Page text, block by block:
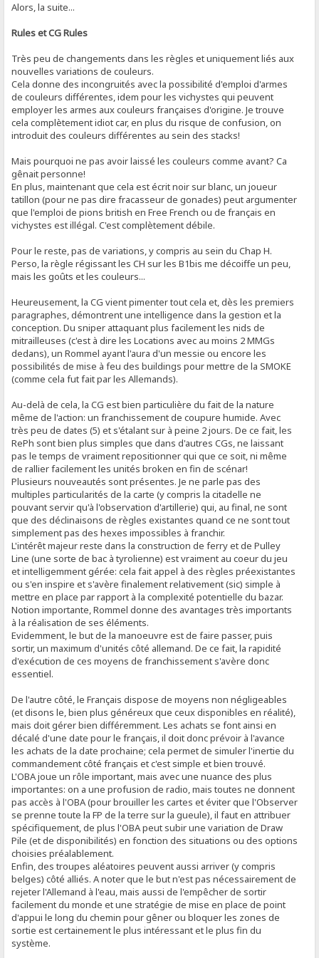
Alors, la suite...
Rules et CG Rules
Très peu de changements dans les règles et uniquement liés aux
nouvelles variations de couleurs.
Cela donne des incongruités avec la possibilité d'emploi d'armes
de couleurs différentes, idem pour les vichystes qui peuvent
employer les armes aux couleurs françaises d'origine. Je trouve
cela complètement idiot car, en plus du risque de confusion, on
introduit des couleurs différentes au sein des stacks!
Mais pourquoi ne pas avoir laissé les couleurs comme avant? Ca
gênait personne!
En plus, maintenant que cela est écrit noir sur blanc, un joueur
tatillon (pour ne pas dire fracasseur de gonades) peut argumenter
que l'emploi de pions british en Free French ou de français en
vichystes est illégal. C'est complètement débile.
Pour le reste, pas de variations, y compris au sein du Chap H.
Perso, la règle régissant les CH sur les B1bis me décoiffe un peu,
mais les goûts et les couleurs...
Heureusement, la CG vient pimenter tout cela et, dès les premiers
paragraphes, démontrent une intelligence dans la gestion et la
conception. Du sniper attaquant plus facilement les nids de
mitrailleuses (c'est à dire les Locations avec au moins 2 MMGs
dedans), un Rommel ayant l'aura d'un messie ou encore les
possibilités de mise à feu des buildings pour mettre de la SMOKE
(comme cela fut fait par les Allemands).
Au-delà de cela, la CG est bien particulière du fait de la nature
même de l'action: un franchissement de coupure humide. Avec
très peu de dates (5) et s'étalant sur à peine 2 jours. De ce fait, les
RePh sont bien plus simples que dans d'autres CGs, ne laissant
pas le temps de vraiment repositionner qui que ce soit, ni même
de rallier facilement les unités broken en fin de scénar!
Plusieurs nouveautés sont présentes. Je ne parle pas des
multiples particularités de la carte (y compris la citadelle ne
pouvant servir qu'à l'observation d'artillerie) qui, au final, ne sont
que des déclinaisons de règles existantes quand ce ne sont tout
simplement pas des hexes impossibles à franchir.
L'intérêt majeur reste dans la construction de ferry et de Pulley
Line (une sorte de bac à tyrolienne) est vraiment au coeur du jeu
et intelligemment gérée: cela fait appel à des règles préexistantes
ou s'en inspire et s'avère finalement relativement (sic) simple à
mettre en place par rapport à la complexité potentielle du bazar.
Notion importante, Rommel donne des avantages très importants
à la réalisation de ses éléments.
Evidemment, le but de la manoeuvre est de faire passer, puis
sortir, un maximum d'unités côté allemand. De ce fait, la rapidité
d'exécution de ces moyens de franchissement s'avère donc
essentiel.
De l'autre côté, le Français dispose de moyens non négligeables
(et disons le, bien plus généreux que ceux disponibles en réalité),
mais doit gérer bien différemment. Les achats se font ainsi en
décalé d'une date pour le français, il doit donc prévoir à l'avance
les achats de la date prochaine; cela permet de simuler l'inertie du
commandement côté français et c'est simple et bien trouvé.
L'OBA joue un rôle important, mais avec une nuance des plus
importantes: on a une profusion de radio, mais toutes ne donnent
pas accès à l'OBA (pour brouiller les cartes et éviter que l'Observer
se prenne toute la FP de la terre sur la gueule), il faut en attribuer
spécifiquement, de plus l'OBA peut subir une variation de Draw
Pile (et de disponibilités) en fonction des situations ou des options
choisies préalablement.
Enfin, des troupes aléatoires peuvent aussi arriver (y compris
belges) côté alliés. A noter que le but n'est pas nécessairement de
rejeter l'Allemand à l'eau, mais aussi de l'empêcher de sortir
facilement du monde et une stratégie de mise en place de point
d'appui le long du chemin pour gêner ou bloquer les zones de
sortie est certainement le plus intéressant et le plus fin du
système.